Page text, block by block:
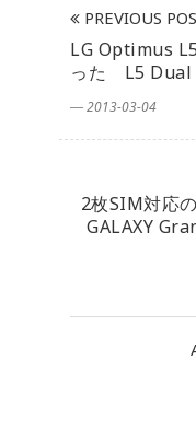
PREVIOUS
LG Optimus
った L5 Dual
― 2013-03-04
2枚SIM対応
GALAXY